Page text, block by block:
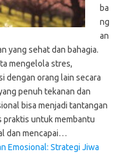
ba
ng
an
yang sehat dan bahagia.
mengelola stres,
dengan orang lain secara
penuh tekanan dan
bisa menjadi tantangan
praktis untuk membantu
dan mencapai…
Emosional: Strategi Jiwa